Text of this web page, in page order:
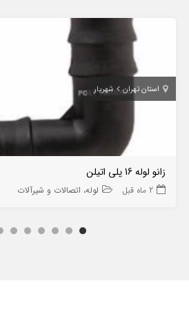
استان تهران شهریار
زانو لوله 16 پلی اتیلن
2 ماه قبل لوله، اتصالات و شیرآلات